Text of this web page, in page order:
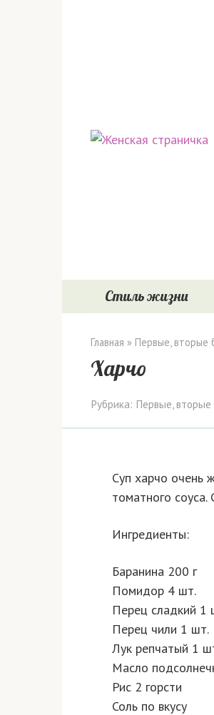
Стиль жизни
Главная » Первые, вторые
Харчо
Рубрика: Первые,
Cуп харчо очень
томатного
Ингредиенты:
Баранина 200 г
Помидор 4 шт.
Перец сладкий 1
Перец чили 1 шт.
Лук репчатый 1
Масло
Рис 2 горсти
Соль по вкусу